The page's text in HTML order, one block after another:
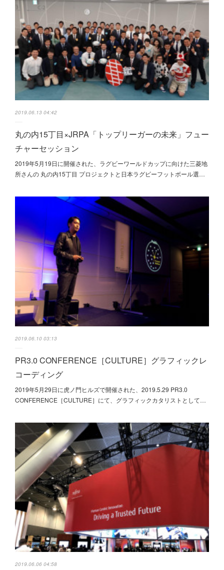
2019.06.13 04:42
丸の内15丁目×JRPA「トップリーガーの未来」フュー
チャーセッション
2019年5月19日に開催された、ラグビーワールドカップに向けた三菱地
所さんの 丸の内15丁目 プロジェクトと日本ラグビーフットボール選…
2019.06.10 03:13
PR3.0 CONFERENCE［CULTURE］グラフィックレ
コーディング
2019年5月29日に虎ノ門ヒルズで開催された、2019.5.29 PR3.0
CONFERENCE［CULTURE］にて、グラフィックカタリストとして…
2019.06.06 04:58